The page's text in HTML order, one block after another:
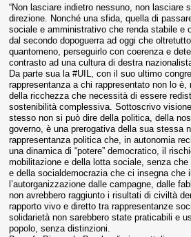
“Non lasciare indietro nessuno, non lasciare
direzione. Nonché una sfida, quella di
sociale e amministrativo che renda stabile e
dal secondo dopoguerra ad oggi che
quantomeno, perseguirlo con coerenza e
contrasto ad una cultura di destra
Da parte sua la #UIL, con il suo ultimo
rappresentanza a chi rappresentato non lo
della ricchezza che necessità di essere
sostenibilità complessiva. Sottoscrivo
stesso non si può dire della politica, della
governo, è una prerogativa della sua stessa
rappresentanza politica che, in autonomia
una dinamica di “potere” democratico, il
mobilitazione e della lotta sociale, senza
e della socialdemocrazia che ci insegna
l’autorganizzazione dalle campagne, dalle
non avrebbero raggiunto i risultati di civiltà
rapporto vivo e diretto tra rappresentanze
solidarietà non sarebbero state praticabili e
popolo, senza distinzioni.